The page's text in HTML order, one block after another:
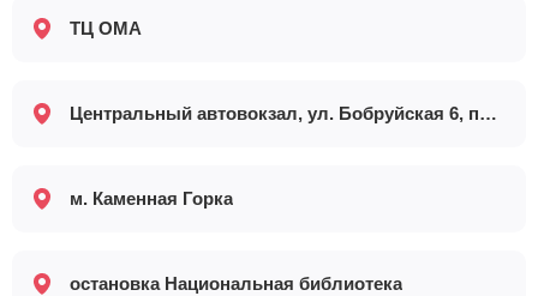
ТЦ ОМА
Центральный автовокзал, ул. Бобруйская 6, пл.11
м. Каменная Горка
остановка Национальная библиотека